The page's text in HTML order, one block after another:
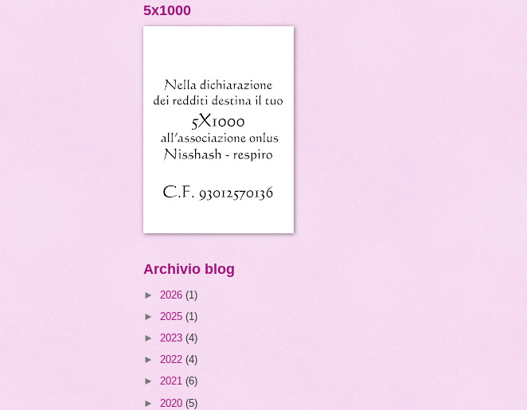
5x1000
Archivio blog
► 2026 (1)
► 2025 (1)
► 2023 (4)
► 2022 (4)
► 2021 (6)
► 2020 (5)